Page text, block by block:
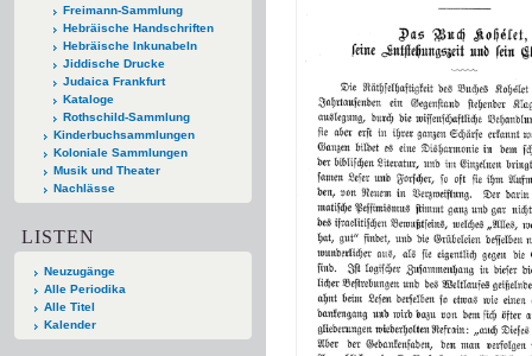
Freimann-Sammlung
Hebräische Handschriften
Hebräische Inkunabeln
Jiddische Drucke
Judaica Frankfurt
Kataloge
Rothschild-Sammlung
Kinderbuchsammlungen
Koloniale Sammlungen
Musik und Theater
Nachlässe
LISTEN
Neuzugänge
Alle Periodika
Alle Titel
Kalender